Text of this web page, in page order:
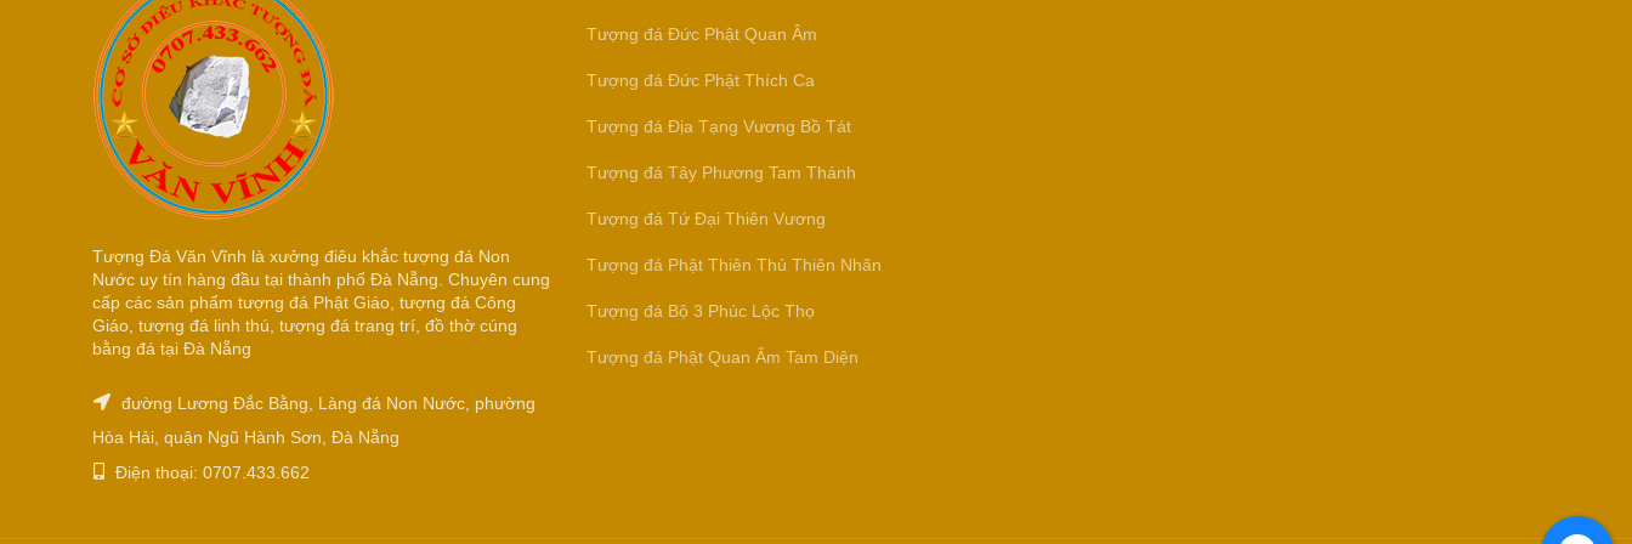
Tượng Đá Văn Vĩnh là xưởng điêu khắc tượng đá Non
Nước uy tín hàng đầu tại thành phố Đà Nẵng. Chuyên cung
cấp các sản phẩm tượng đá Phật Giáo, tượng đá Công
Giáo, tượng đá linh thú, tượng đá trang trí, đồ thờ cúng
bằng đá tại Đà Nẵng
đường Lương Đắc Bằng, Làng đá Non Nước, phường
Hòa Hải, quận Ngũ Hành Sơn, Đà Nẵng
Điện thoại: 0707.433.662
Tượng đá Đức Phật Quan Âm
Tượng đá Đức Phật Thích Ca
Tượng đá Địa Tạng Vương Bồ Tát
Tượng đá Tây Phương Tam Thánh
Tượng đá Tứ Đại Thiên Vương
Tượng đá Phật Thiên Thủ Thiên Nhãn
Tượng đá Bộ 3 Phúc Lộc Thọ
Tượng đá Phật Quan Âm Tam Diện